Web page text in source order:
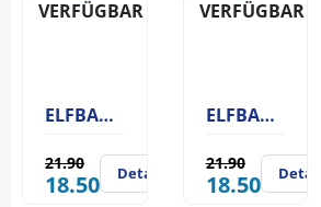
VERFÜGBAR
ELFBAR AF5000 Pink Lemonde
18.50
21.90 Details
VERFÜGBAR
ELFBAR AF5000 Strawberry Raspberry Cherry Ice
18.50
21.90 Details